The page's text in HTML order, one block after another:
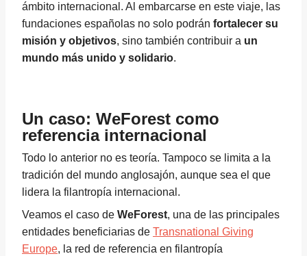
ámbito internacional. Al embarcarse en este viaje, las
fundaciones españolas no solo podrán fortalecer su
misión y objetivos, sino también contribuir a un
mundo más unido y solidario.
Un caso: WeForest como
referencia internacional
Todo lo anterior no es teoría. Tampoco se limita a la
tradición del mundo anglosajón, aunque sea el que
lidera la filantropía internacional.
Veamos el caso de WeForest, una de las principales
entidades beneficiarias de Transnational Giving
Europe, la red de referencia en filantropía